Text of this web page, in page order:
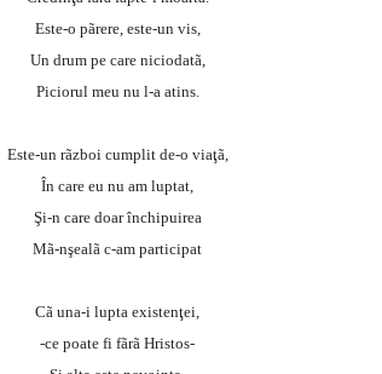
Este-o pãrere, este-un vis,
Un drum pe care niciodatã,
Piciorul meu nu l-a atins.
Este-un rãzboi cumplit de-o viaţã,
În care eu nu am luptat,
Şi-n care doar închipuirea
Mã-nşealã c-am participat
Cã una-i lupta existenţei,
-ce poate fi fãrã Hristos-